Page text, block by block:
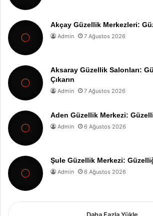
Akçay Güzellik Merkezleri:
Admin 7 Ağustos 2026
Aksaray Güzellik Salonları:
Çıkarın
Admin 7 Ağustos 2026
Aden Güzellik Merkezi:
Admin 6 Ağustos 2026
Şule Güzellik Merkezi:
Admin 6 Ağustos 2026